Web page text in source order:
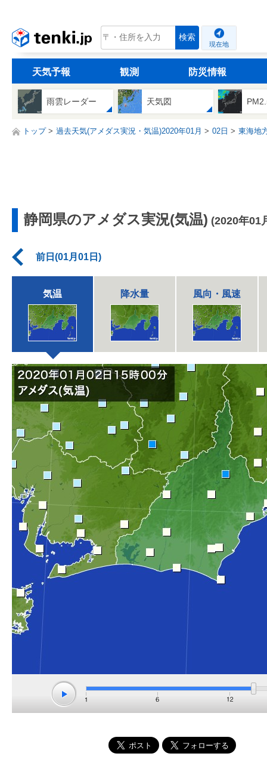
tenki.jp 検索
現在地
天気予報 観測 防災情報
雨雲レーダー 天気図
トップ 過去天気(アメダス実況・気温)2020年01月 02日 東海地
静岡県のアメダス実況(気温) (2020年01
前日(01月01日)
気温 降水量 風向・風速